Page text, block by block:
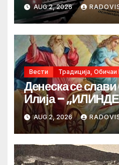
AUG 2, 2026
Вести Традиција, Обичаи
Денеска се
Илија –
AUG 2, 2026